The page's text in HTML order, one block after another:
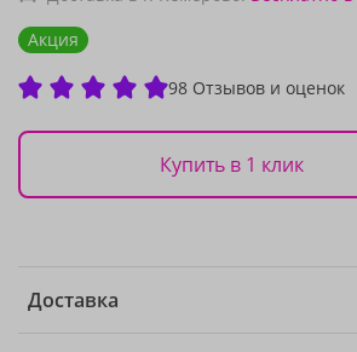
Акция
98 Отзывов и оценок
Купить в 1 клик
Доставка